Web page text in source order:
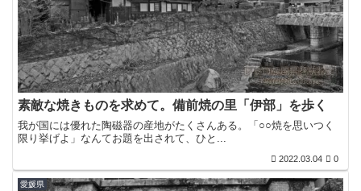
素敵な焼きものを求めて。備前焼の里「伊部」を歩く
我が国には優れた陶磁器の産地がたくさんある。「○○焼を思いつく
限り挙げよ」なんてお題を出されて、ひと...
2022.03.04 0
愛媛県